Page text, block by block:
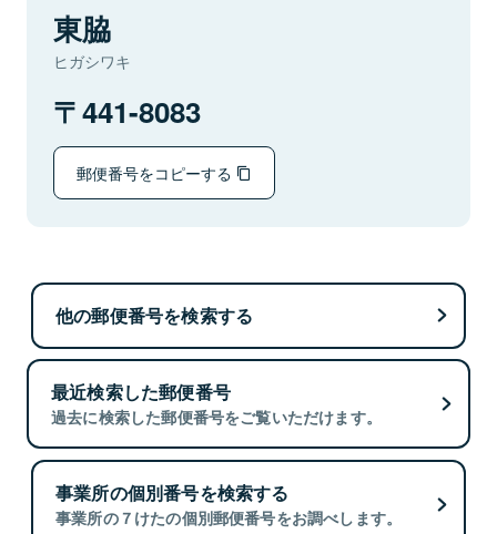
東脇
ヒガシワキ
441-8083
郵便番号をコピーする
他の郵便番号を検索する
最近検索した郵便番号
過去に検索した郵便番号をご覧いただけます。
事業所の個別番号を検索する
事業所の７けたの個別郵便番号をお調べします。